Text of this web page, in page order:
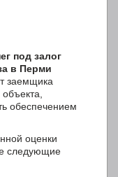
под залог
в Перми
заемщика
обеспечением
оценки
следующие